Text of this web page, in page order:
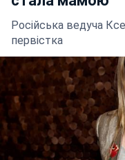
Російська ведуча
первістка